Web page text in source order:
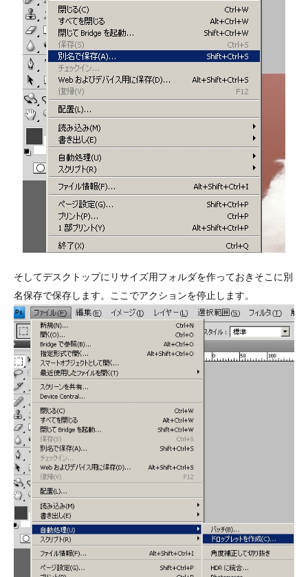
そしてデスクトップにリサイズ用フォルダを作っておきそこに別
名保存で保存します。ここでアクションを停止します。